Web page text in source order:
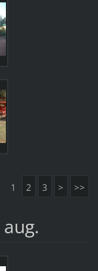
1 2 3 > >>